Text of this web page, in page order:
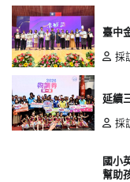
臺中
採
延續
採
國小
幫助